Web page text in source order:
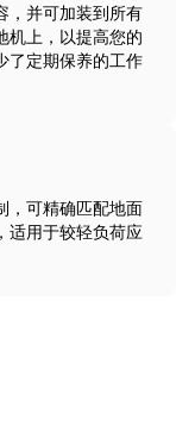
，并可加装到所有
机上，以提高您的
了定期保养的工作
，可精确匹配地面
适用于较轻负荷应